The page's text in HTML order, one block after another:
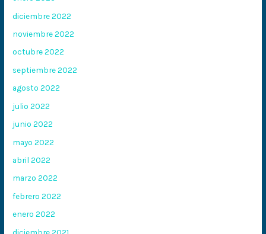
diciembre 2022
noviembre 2022
octubre 2022
septiembre 2022
agosto 2022
julio 2022
junio 2022
mayo 2022
abril 2022
marzo 2022
febrero 2022
enero 2022
diciembre 2021